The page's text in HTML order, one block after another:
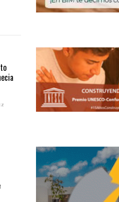
ARQUITECTURA
ARQUITECTURA